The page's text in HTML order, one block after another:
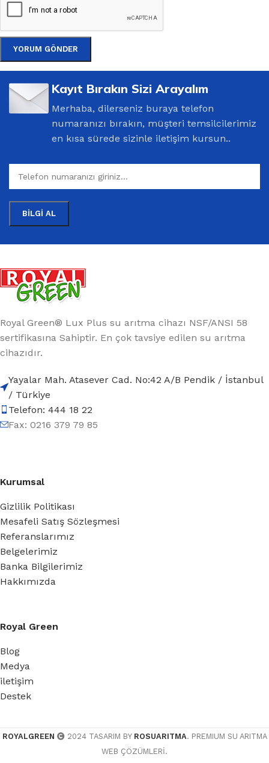
Kayıt Bırakın Sizi Arayalım
Merhaba, dilerseniz buraya telefon
numaranızı bırakın, müşteri temsilcilerimiz
en kısa sürede sizinle iletişim kursun..
Royal Green® Lux Plus su arıtma cihazı NSF/ANSI 58
sertifikasına Sahiptir. En çok tavsiye edilen su arıtma
cihazıdır.
Yayalar Mah. Atasever Cad. No:42 A/B Pendik / İstanbul
/ Türkiye
Telefon: 444 18 22
Fax: 0216 379 79 85
Kurumsal
Gizlilik Politikası
Mesafeli Satış Sözleşmesi
Referanslarımız
Belgelerimiz
Banka Bilgilerimiz
Hakkımızda
Royal Green
Blog
Medya
iletişim
Destek
ROYALGREEN 2024 TASARIM BY ROSUARITMA. PREMIUM SU ARITMA
WEB ÇÖZÜMLERİ.